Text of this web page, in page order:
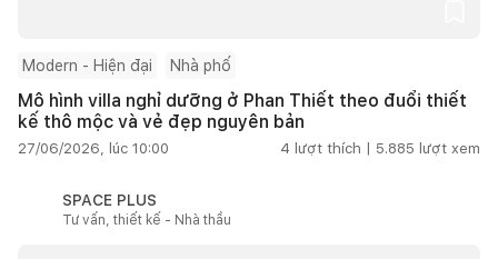
Modern - Hiện đại Nhà phố
Mô hình villa nghỉ dưỡng ở Phan Thiết theo đuổi thiết
kế thô mộc và vẻ đẹp nguyên bản
27/06/2026, lúc 10:00 4 lượt thích | 5.885 lượt xem
SPACE PLUS
Tư vấn, thiết kế - Nhà thầu